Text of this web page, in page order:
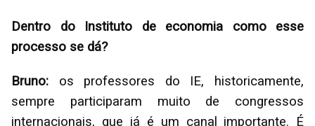
Dentro do Instituto de economia como esse
processo se dá?
Bruno: os professores do IE, historicamente,
sempre participaram muito de congressos
internacionais, que já é um canal importante. É